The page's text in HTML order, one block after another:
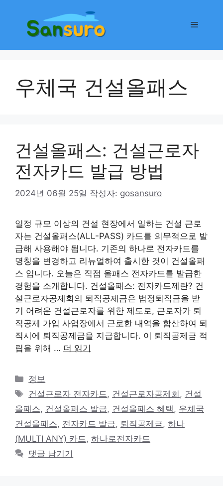
메
우체국 건설올패스
건설올패스: 건설근로자
전자카드 발급 방법
2024년 06월 25일 작성자: gosansuro
일정 규모 이상의 건설 현장에서 일하는 건설 근로
자는 건설올패스(ALL-PASS) 카드를 의무적으로 발
급해 사용해야 됩니다. 기존의 하나로 전자카드를
명칭을 변경하고 리뉴얼하여 출시한 것이 건설올패
스 입니다. 오늘은 직접 올패스 전자카드를 발급한
경험을 소개합니다. 건설올패스: 전자카드제란? 건
설근로자공제회의 퇴직공제금은 법정퇴직금을 받
기 어려운 건설근로자를 위한 제도로, 근로자가 퇴
직공제 가입 사업장에서 근로한 내역을 합산하여 퇴
직시에 퇴직공제금을 지급합니다. 이 퇴직공제금 적
립을 위해 … 더 읽기
카
테
리
정보
태
그
건설근로자 전자카드 , 건설근로자공제회 , 건설
올패스, 건설올패스 발급, 건설올패스 혜택 , 우체국
건설올패스, 전자카드 발급, 퇴직공제금, 하나
(MULTI ANY) 카드 , 하나로전자카드
댓글 남기기